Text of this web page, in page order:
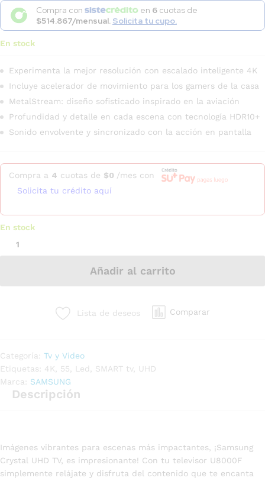
Compra con en 6cuotas de
$514.867/mensual. Solicita tu cupo.
En stock
Experimenta la mejor resolución con escalado inteligente 4K
Incluye acelerador de movimiento para los gamers de la casa
MetalStream: diseño sofisticado inspirado en la aviación
Profundidad y detalle en cada escena con tecnología HDR10+
Sonido envolvente y sincronizado con la acción en pantalla
Compra a 4 cuotas de $0 /mes con
Solicita tu crédito aquí
En stock
Añadir al carrito
Lista de deseos Comparar
Categoría: Tv y Video
Etiquetas: 4K 55 Led SMART tv,
UHD
Marca: SAMSUNG
Descripción
Imágenes vibrantes para escenas más impactantes, ¡Samsung
Crystal UHD TV, es impresionante! Con tu televisor U8000F
simplemente relájate y disfruta del contenido que te encanta